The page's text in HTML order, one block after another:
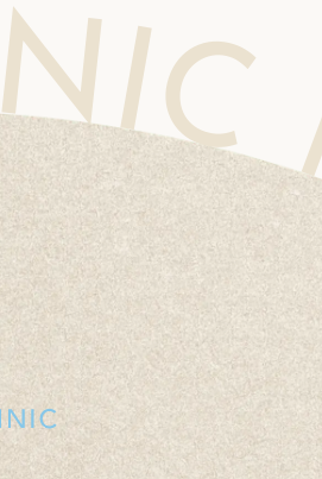
MOHEJINO CLINIC